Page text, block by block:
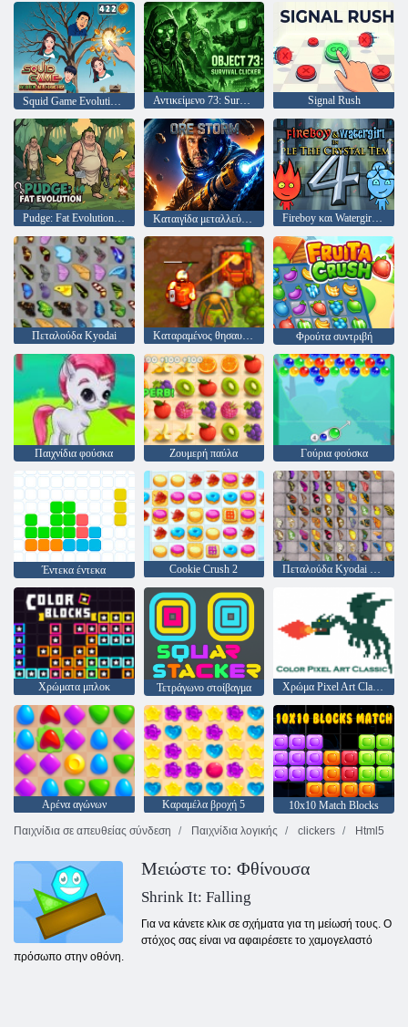
Squid Game Evolution: All Characters! Αντικείμενο 73: Survival Clicker Signal Rush
Pudge: Fat Evolution Clicker Καταιγίδα μεταλλεύματος Fireboy και Watergirl 4: Crystal Temple
Πεταλούδα Kyodai Καταραμένος θησαυρός 2 Φρούτα συντριβή
Παιχνίδια φούσκα Ζουμερή παύλα Γούρια φούσκα
Έντεκα έντεκα Cookie Crush 2 Πεταλούδα Kyodai HD
Χρώματα μπλοκ Τετράγωνο στοίβαγμα Χρώμα Pixel Art Classic
Αρένα αγώνων Καραμέλα βροχή 5
10x10 Match Blocks
Παιχνίδια σε απευθείας σύνδεση
Παιχνίδια λογικής clickers Html5
Μειώστε το: Φθίνουσα
Shrink It: Falling
Για να κάνετε κλικ σε σχήματα για τη μείωσή τους. Ο
στόχος σας είναι να αφαιρέσετε το χαμογελαστό
πρόσωπο στην οθόνη.